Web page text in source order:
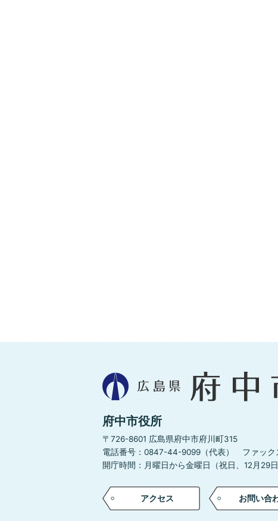
広
島
県
中
府中市役所
〒726-8601 広島県府中市府川町315
電話番号：0847-44-9099（代表） ファッ
開庁時間：月曜日から金曜日（祝日、12月29
アクセス お問い合